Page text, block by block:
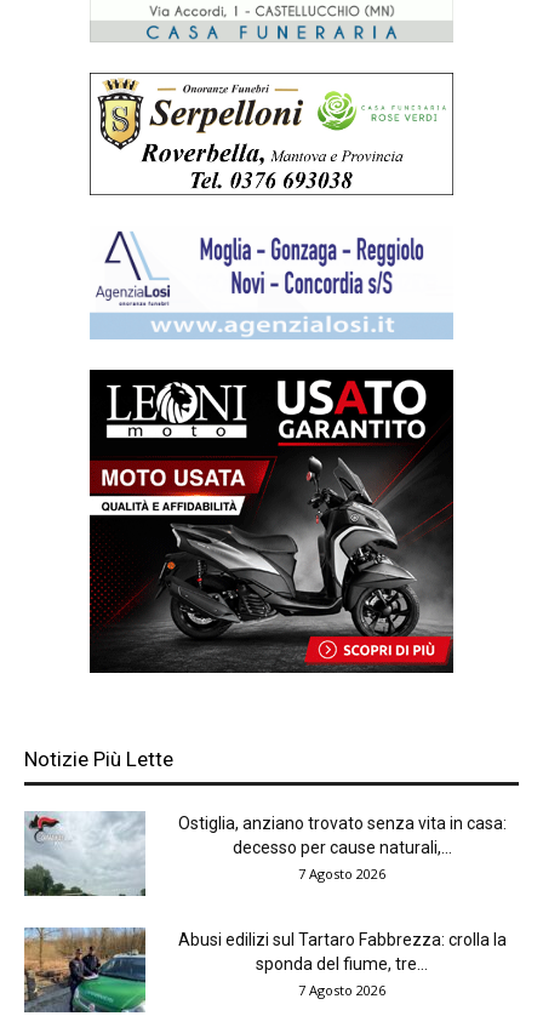
Notizie Più Lette
Ostiglia, anziano trovato senza vita in casa:
decesso per cause naturali,...
7 Agosto 2026
Abusi edilizi sul Tartaro Fabbrezza: crolla la
sponda del fiume, tre...
7 Agosto 2026